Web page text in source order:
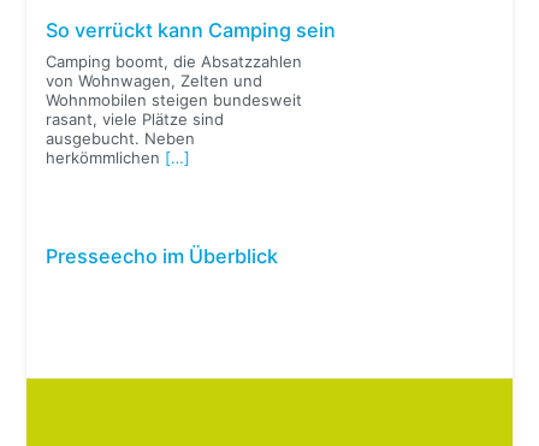
So verrückt kann Camping sein
Camping boomt, die Absatzzahlen
von Wohnwagen, Zelten und
Wohnmobilen steigen bundesweit
rasant, viele Plätze sind
ausgebucht. Neben
herkömmlichen […]
Presseecho im Überblick